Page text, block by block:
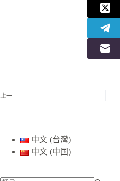
上一
中文 (台灣)
中文 (中国)